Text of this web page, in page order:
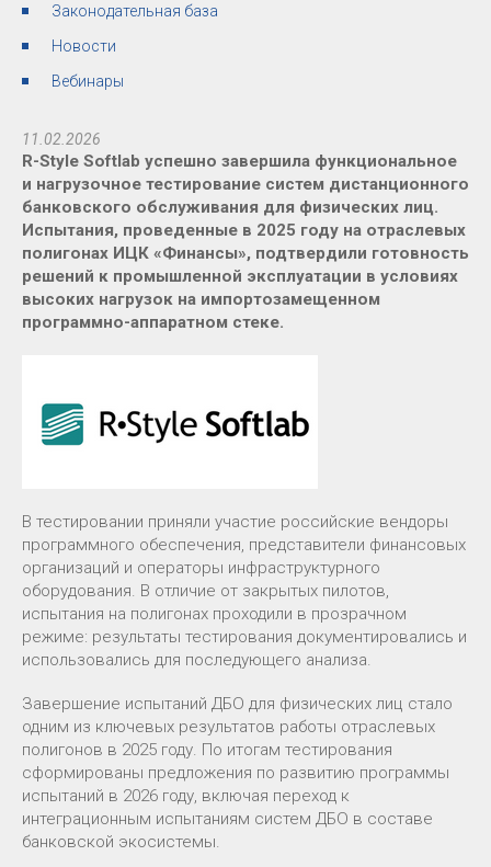
Законодательная база
Новости
Вебинары
11.02.2026
R-Style Softlab успешно завершила функциональное
и нагрузочное тестирование систем дистанционного
банковского обслуживания для физических лиц.
Испытания, проведенные в 2025 году на отраслевых
полигонах ИЦК «Финансы», подтвердили готовность
решений к промышленной эксплуатации в условиях
высоких нагрузок на импортозамещенном
программно-аппаратном стеке.
В тестировании приняли участие российские вендоры
программного обеспечения, представители финансовых
организаций и операторы инфраструктурного
оборудования. В отличие от закрытых пилотов,
испытания на полигонах проходили в прозрачном
режиме: результаты тестирования документировались и
использовались для последующего анализа.
Завершение испытаний ДБО для физических лиц стало
одним из ключевых результатов работы отраслевых
полигонов в 2025 году. По итогам тестирования
сформированы предложения по развитию программы
испытаний в 2026 году, включая переход к
интеграционным испытаниям систем ДБО в составе
банковской экосистемы.